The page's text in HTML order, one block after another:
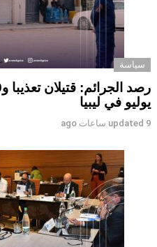
سياسة
يوليو في ليبيا
updated 9 ساعات ago